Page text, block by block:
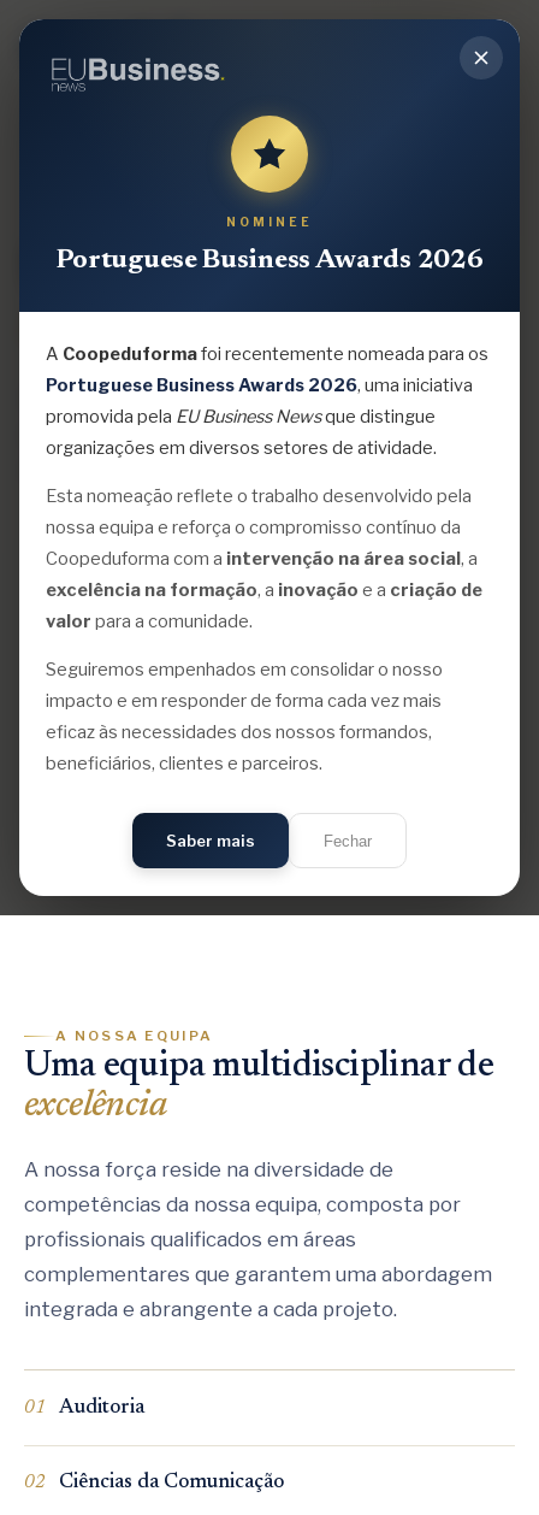
NOMINEE
Portuguese Business Awards 2026
A Coopeduformafoi recentemente nomeada para os
Portuguese Business Awards 2026, uma iniciativa
promovida pela EU Business Newsque distingue
organizações em diversos setores de atividade.
Esta nomeação reflete o trabalho desenvolvido pela
nossa equipa e reforça o compromisso contínuo da
Coopeduforma com a intervenção na área social, a
excelência na formação, a inovação e a criação de
valor para a comunidade.
Seguiremos empenhados em consolidar o nosso
impacto e em responder de forma cada vez mais
eficaz às necessidades dos nossos formandos,
beneficiários, clientes e parceiros.
Saber mais Fechar
Serviços &
Portfólio
Soluções especializadas para autarquias e
NESTA PÁGINA
A NOSSA EQUIPA
Uma equipa multidisciplinar de
excelência
A nossa força reside na diversidade de
competências da nossa equipa, composta por
profissionais qualificados em áreas
complementares que garantem uma abordagem
integrada e abrangente a cada projeto.
01 Auditoria
02 Ciências da Comunicação